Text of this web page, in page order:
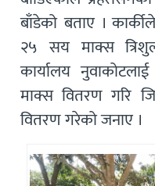
बाँडेको बताए ।
२५ सय माक्स
कार्यालय
माक्स वितरण गरि
वितरण गरेको जनाए ।